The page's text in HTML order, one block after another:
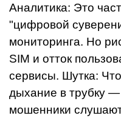
Аналитика: Это
"цифровой
мониторинга. Но
SIM и отток
сервисы. Шутка:
дыхание в трубку
мошенники